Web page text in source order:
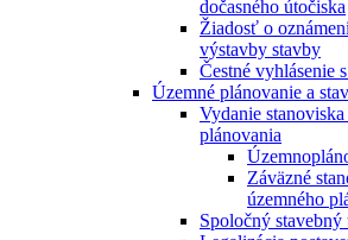
dočasného útočiska
Žiadosť o
výstavby stavby
Čestné vyhlásenie
Územné plánovanie a
Vydanie
plánovania
Záväzné
územného
Spoločný stavebný